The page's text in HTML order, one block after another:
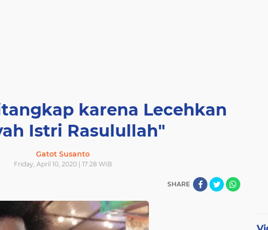
karena Lecehkan
Istri Rasulullah"
Gatot Susanto
Friday, April 10, 2020 | 17:28 WIB
SHARE